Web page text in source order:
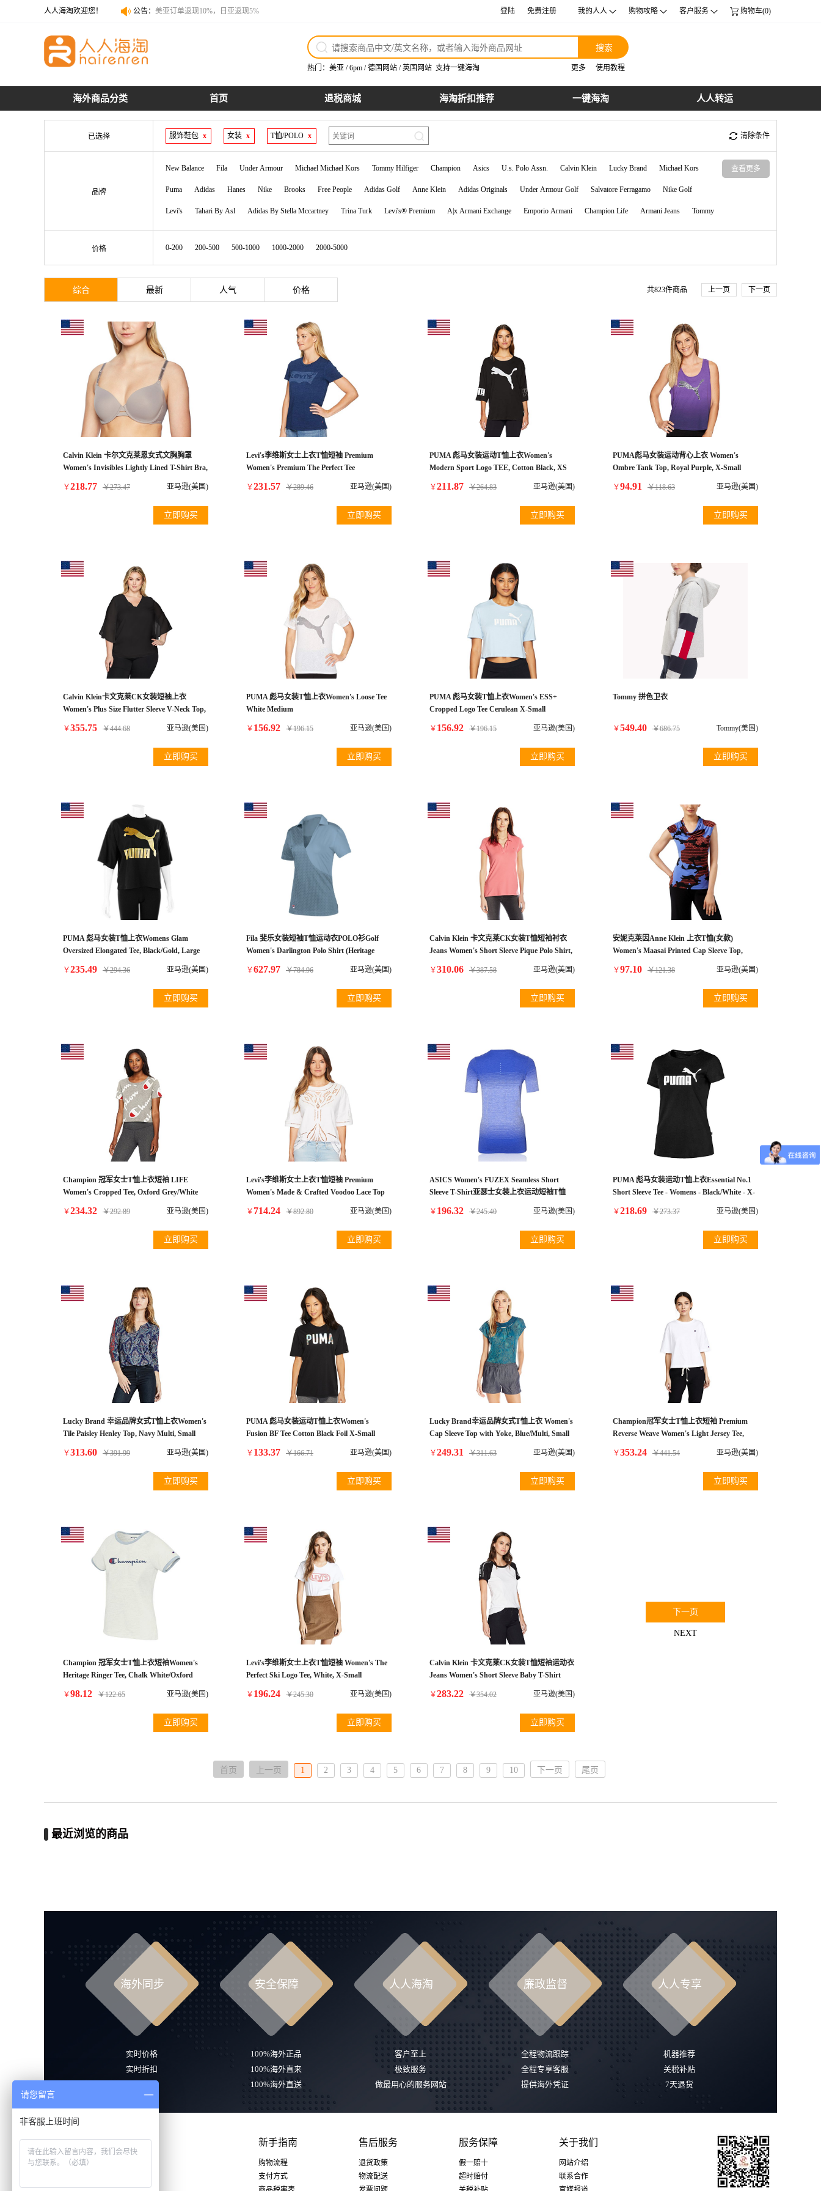
人人海淘欢迎您！ 公告： 美亚订单返现10%，日亚返现5%
登陆 免费注册 我的人人 购物攻略 客户服务 购物车(0)
搜索
热门： 美亚 /6pm /德国网站 /英国网站 支持一键海淘 更多 使用教程
海外商品分类 首页 退税商城 海淘折扣推荐 一键海淘 人人转运
已选择 服饰鞋包 x 女装 x T恤/POLO x 清除条件
品牌
New Balance Fila Under Armour Michael Michael Kors Tommy Hilfiger Champion Asics U.s. Polo Assn. Calvin Klein Lucky Brand Michael Kors
Puma Adidas Hanes Nike Brooks Free People Adidas Golf Anne Klein Adidas Originals Under Armour Golf Salvatore Ferragamo Nike Golf
Levi's Tahari By Asl Adidas By Stella Mccartney Trina Turk Levi's® Premium A|x Armani Exchange Emporio Armani Champion Life Armani Jeans Tommy
GAP Champion Premium Reverse Weave Champion College Ea7 Emporio Armani Active Back To Back Fantasy Football Ch Fila Big And Tall Tommy Hilfiger Sport
查看更多
价格 0-200 200-500 500-1000 1000-2000 2000-5000
综合 最新 人气 价格 共823件商品 上一页 下一页
Calvin Klein 卡尔文克莱恩女式文胸胸罩
Women's Invisibles Lightly Lined T-Shirt Bra,
￥218.77 ￥273.47 亚马逊(美国)
立即购买
Levi's李维斯女士上衣T恤短袖 Premium
Women's Premium The Perfect Tee
￥231.57 ￥289.46 亚马逊(美国)
立即购买
PUMA 彪马女装运动T恤上衣Women's
Modern Sport Logo TEE, Cotton Black, XS
￥211.87 ￥264.83 亚马逊(美国)
立即购买
PUMA彪马女装运动背心上衣 Women's
Ombre Tank Top, Royal Purple, X-Small
￥94.91 ￥118.63 亚马逊(美国)
立即购买
Calvin Klein卡文克莱CK女装短袖上衣
Women's Plus Size Flutter Sleeve V-Neck Top,
￥355.75 ￥444.68 亚马逊(美国)
立即购买
PUMA 彪马女装T恤上衣Women's Loose Tee
White Medium
￥ 156.92 ￥196.15 亚马逊(美国)
立即购买
PUMA 彪马女装T恤上衣Women's ESS+
Cropped Logo Tee Cerulean X-Small
￥ 156.92 ￥196.15 亚马逊(美国)
立即购买
Tommy 拼色卫衣
￥549.40 ￥686.75 Tommy(美国)
立即购买
PUMA 彪马女装T恤上衣Womens Glam
Oversized Elongated Tee, Black/Gold, Large
￥235.49 ￥294.36 亚马逊(美国)
立即购买
Fila 斐乐女装短袖T恤运动衣POLO衫Golf
Women's Darlington Polo Shirt (Heritage
￥627.97 ￥784.96 亚马逊(美国)
立即购买
Calvin Klein 卡文克莱CK女装T恤短袖衬衣
Jeans Women's Short Sleeve Pique Polo Shirt,
￥310.06 ￥387.58 亚马逊(美国)
立即购买
安妮克莱因Anne Klein 上衣T恤(女款)
Women's Maasai Printed Cap Sleeve Top,
￥97.10 ￥121.38 亚马逊(美国)
立即购买
Champion 冠军女士T恤上衣短袖 LIFE
Women's Cropped Tee, Oxford Grey/White
￥234.32 ￥292.89 亚马逊(美国)
立即购买
Levi's李维斯女士上衣T恤短袖 Premium
Women's Made & Crafted Voodoo Lace Top
￥ 714.24 ￥892.80 亚马逊(美国)
立即购买
ASICS Women's FUZEX Seamless Short
Sleeve T-Shirt亚瑟士女装上衣运动短袖T恤
￥ 196.32 ￥245.40 亚马逊(美国)
立即购买
PUMA 彪马女装运动T恤上衣Essential No.1
Short Sleeve Tee - Womens - Black/White - X-
￥218.69 ￥273.37 亚马逊(美国)
立即购买
Lucky Brand 幸运品牌女式T恤上衣Women's
Tile Paisley Henley Top, Navy Multi, Small
￥313.60 ￥391.99 亚马逊(美国)
立即购买
PUMA 彪马女装运动T恤上衣Women's
Fusion BF Tee Cotton Black Foil X-Small
￥ 133.37 ￥166.71 亚马逊(美国)
立即购买
Lucky Brand幸运品牌女式T恤上衣 Women's
Cap Sleeve Top with Yoke, Blue/Multi, Small
￥249.31 ￥311.63 亚马逊(美国)
立即购买
Champion冠军女士T恤上衣短袖 Premium
Reverse Weave Women's Light Jersey Tee,
￥353.24 ￥441.54 亚马逊(美国)
立即购买
Champion 冠军女士T恤上衣短袖Women's
Heritage Ringer Tee, Chalk White/Oxford
￥98.12 ￥122.65 亚马逊(美国)
立即购买
Levi's李维斯女士上衣T恤短袖 Women's The
Perfect Ski Logo Tee, White, X-Small
￥ 196.24 ￥245.30 亚马逊(美国)
立即购买
Calvin Klein 卡文克莱CK女装T恤短袖运动衣
Jeans Women's Short Sleeve Baby T-Shirt
￥283.22 ￥354.02 亚马逊(美国)
立即购买
下一页
NEXT
首页 上一页 1 2 3 4 5 6 7 8 9 10 下一页 尾页
最近浏览的商品
海外同步
实时价格
实时折扣
安全保障
100%海外正品
100%海外直来
100%海外直送
人人海淘
客户至上
极致服务
做最用心的服务网站
廉政监督
全程物流跟踪
全程专享客服
提供海外凭证
人人专享
机器推荐
关税补贴
7天退货
新手指南
购物流程
支付方式
售后服务
退货政策
物流配送
服务保障
假一赔十
超时赔付
关于我们
网站介绍
联系合作
请您留言
非客服上班时间